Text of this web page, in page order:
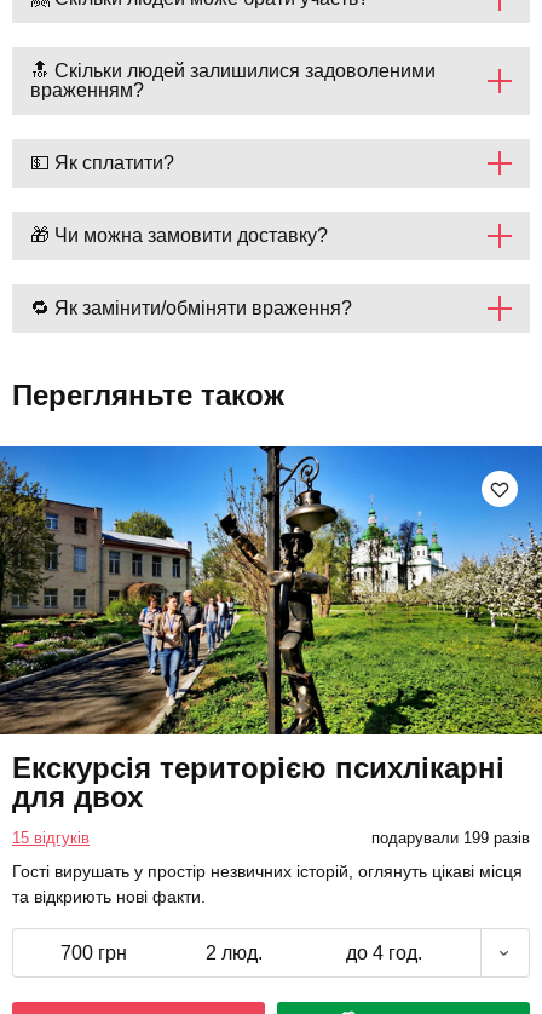
🔝 Скільки людей залишилися задоволеними
враженням?
💵 Як сплатити?
🎁 Чи можна замовити доставку?
🔁 Як замінити/обміняти враження?
Перегляньте також
Екскурсія територією психлікарні
для двох
15 відгуків подарували 199 разів
Гості вирушать у простір незвичних історій, оглянуть цікаві місця
та відкриють нові факти.
700 грн 2 люд. до 4 год.